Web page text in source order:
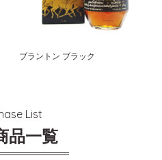
ブラントン ブラック
List
品一覧